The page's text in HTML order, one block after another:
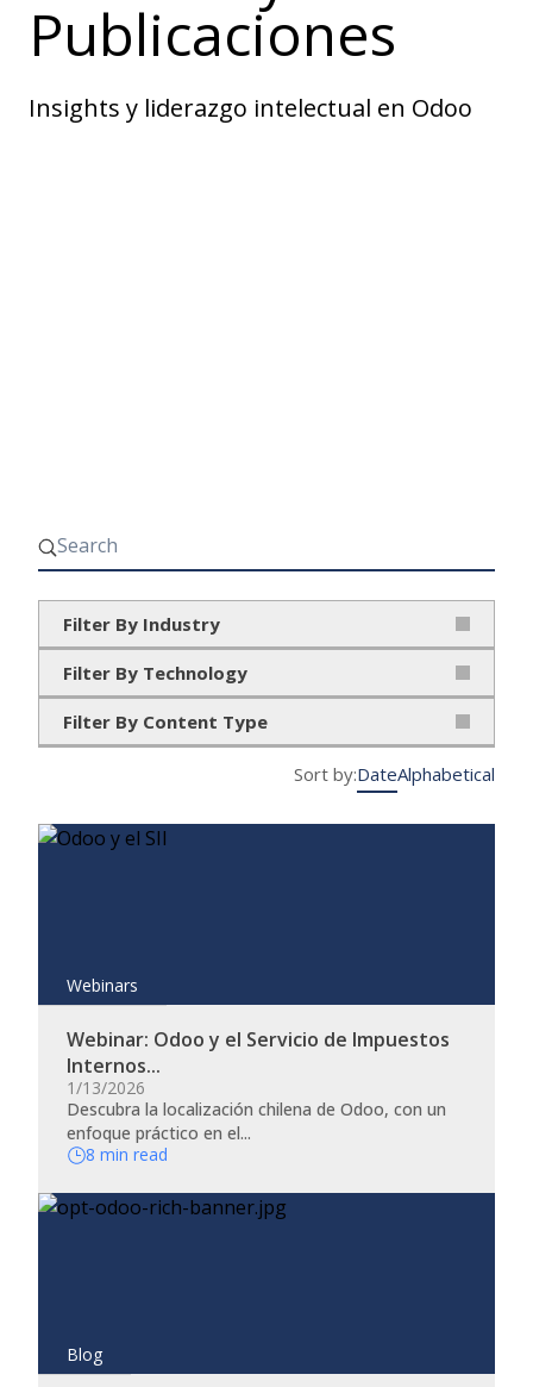
Publicaciones
Insights y liderazgo intelectual en Odoo
Filter By Industry
- Cualquiera -
Aerospace & Defense
Electronics & Hardware
Food & Beverage
Logistics
Manufacturing
Pharmaceuticals
Professional Services
Telecom
Filter By Technology
- Cualquiera -
Filter By Content Type
Ebook
Infographic
On-Demand Webinar
Podcast
Sort by:DateAlphabetical
Webinars
Webinar: Odoo y el Servicio de Impuestos
Internos...
1/13/2026
Descubra la localización chilena de Odoo, con un
enfoque práctico en el...
8 min read
Blog